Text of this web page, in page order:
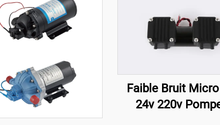
Faible Bruit
24v 220v